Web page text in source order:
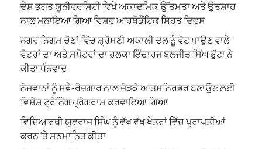
ਦੇਸ਼ ਭਗਤ ਯੂਨੀਵਰਸਿਟੀ ਵਿਖੇ ਅਕਾਦਮਿਕ ਉੱਤਮਤਾ ਅਤੇ ਉਤਸ਼ਾਹ
ਨਾਲ ਮਨਾਇਆ ਗਿਆ ਵਿਸ਼ਵ ਆਰਥੋਡੌਂਟਿਕ ਸਿਹਤ ਦਿਵਸ
ਨਗਰ ਨਿਗਮ ਚੋਣਾਂ ਵਿੱਚ ਸ਼੍ਰੋਮਣੀ ਅਕਾਲੀ ਦਲ ਨੂੰ ਵੋਟ ਪਾਉਣ ਵਾਲੇ
ਵੋਟਰਾਂ ਦਾ ਅਤੇ ਸਪੋਟਰਾਂ ਦਾ ਹਲਕਾ ਇੰਚਾਰਜ ਬਲਜੀਤ ਸਿੰਘ ਭੁੱਟਾ ਨੇ
ਕੀਤਾ ਧੰਨਵਾਦ
ਨੌਜਵਾਨਾਂ ਨੂੰ ਸਵੈ-ਰੋਜ਼ਗਾਰ ਨਾਲ ਜੋੜਕੇ ਆਤਮਨਿਰਭਰ ਬਣਾਉਣ ਲਈ
ਵਿਸ਼ੇਸ਼ ਟ੍ਰੇਨਿੰਗ ਪ੍ਰੋਗਰਾਮ ਕਰਵਾਇਆ ਗਿਆ
ਵਿਦਿਆਰਥੀ ਯੁਵਰਾਜ ਸਿੰਘ ਨੂੰ ਵੱਖ ਵੱਖ ਖੇਤਰਾਂ ਵਿੱਚ ਪ੍ਰਾਪਤੀਆਂ
ਕਰਨ ‘ਤੇ ਸਨਮਾਨਿਤ ਕੀਤਾ